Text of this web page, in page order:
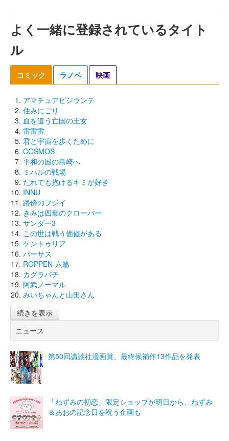
よく一緒に登録されているタイト
ル
コミック ラノベ 映画
アマチュアビジランテ
住みにごり
血を這う亡国の王女
雷雷雷
君と宇宙を歩くために
COSMOS
平和の国の島崎へ
ミハルの戦場
だれでも抱けるキミが好き
INNU
路傍のフジイ
きみは四葉のクローバー
サンダー3
この世は戦う価値がある
ケントゥリア
バーサス
ROPPEN-六篇-
カグラバチ
阿武ノーマル
みいちゃんと山田さん
続きを表示
ニュース
第50回講談社漫画賞、最終候補作13作品を発表
「ねずみの初恋」限定ショップが明日から、ねずみ
＆あおの記念日を祝う企画も